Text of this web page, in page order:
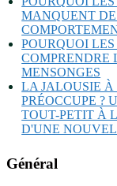
MANQUENT DE
POURQUOI
COMPRENDRE
MENSONGES
LA JALOUSIE
PRÉOCCUPE ?
TOUT-PETIT À
D'UNE
Général